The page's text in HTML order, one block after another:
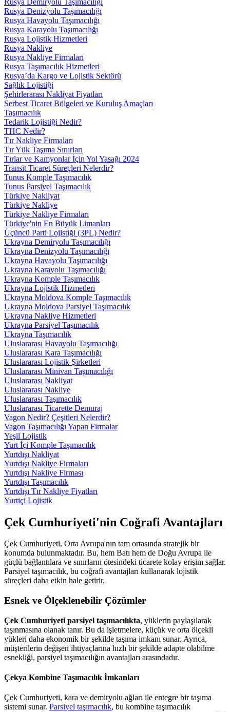
Rusya Denizyolu Taşımacılığı
Rusya Havayolu Taşımacılığı
Rusya Karayolu Taşımacılığı
Rusya Lojistik Hizmetleri
Rusya Nakliye
Rusya Nakliye Firmaları
Rusya Taşımacılık Hizmetleri
Rusya’da Kargo ve Lojistik Sektörü
Sağlık Lojistiği
Şehirlerarası Nakliyat Fiyatları
Serbest Ticaret Bölgeleri ve Kuruluş Amaçları
Taşımacılık
Tedarik Lojistiği Nedir?
THC Nedir?
Tır Nakliye Firmaları
Tır Yük Taşıma Sınırları
Tırlar ve Kamyonlar İçin Yol Yasağı 2024
Transit Ticaret Süreçleri Nelerdir?
Tunus Komple Taşımacılık
Tunus Parsiyel Taşımacılık
Türkiye Nakliyat
Türkiye Nakliye
Türkiye Nakliye Firmaları
Türkiye'nin En Büyük Limanları
Üçüncü Parti Lojistiği (3PL) Nedir?
Ukrayna Demiryolu Taşımacılığı
Ukrayna Denizyolu Taşımacılığı
Ukrayna Havayolu Taşımacılığı
Ukrayna Karayolu Taşımacılığı
Ukrayna Komple Taşımacılık
Ukrayna Lojistik Hizmetleri
Ukrayna Moldova Komple Taşımacılık
Ukrayna Moldova Parsiyel Taşımacılık
Ukrayna Nakliye Hizmetleri
Ukrayna Parsiyel Taşımacılık
Ukrayna Taşımacılık
Uluslararası Havayolu Taşımacılığı
Uluslararası Kara Taşımacılığı
Uluslararası Lojistik Şirketleri
Uluslararası Minivan Taşımacılığı
Uluslararası Nakliyat
Uluslararası Nakliye
Uluslararası Taşımacılık
Uluslararası Ticarette Demuraj
Vagon Nedir? Çeşitleri Nelerdir?
Vagon Taşımacılığı Yapan Firmalar
Yeşil Lojistik
Yurt İçi Komple Taşımacılık
Yurtdışı Nakliyat
Yurtdışı Nakliye Firmaları
Yurtdışı Nakliye Firması
Yurtdışı Taşımacılık
Yurtdışı Tır Nakliye Fiyatları
Yurtiçi Lojistik
Çek Cumhuriyeti'nin Coğrafi Avantajları
Çek Cumhuriyeti, Orta Avrupa'nın tam ortasında stratejik bir
konumda bulunmaktadır. Bu, hem Batı hem de Doğu Avrupa ile
güçlü bağlantılara ve sınırların ötesindeki ticarete kolay erişim sağlar.
Parsiyel taşımacılık, bu coğrafi avantajları kullanarak lojistik
süreçleri daha etkin hale getirir.
Esnek ve Ölçeklenebilir Çözümler
Çek Cumhuriyeti parsiyel taşımacılıkta, yüklerin paylaşılarak
taşınmasına olanak tanır. Bu da işletmelere, küçük ve orta ölçekli
yükleri daha ekonomik bir şekilde taşıma imkanı sunar. Ayrıca,
müşterilerin değişen ihtiyaçlarına hızlı bir şekilde adapte olabilme
esnekliği, parsiyel taşımacılığın avantajları arasındadır.
Çekya Kombine Taşımacılık İmkanları
Çek Cumhuriyeti, kara ve demiryolu ağları ile entegre bir taşıma
sistemi sunar. Parsiyel taşımacılık, bu kombine taşımacılık